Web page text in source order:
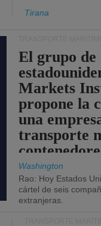
Tirana
El grupo de
Markets
propone la
una
transporte
Washington
Rao: Hoy Estados
cártel de seis
extranjeras.